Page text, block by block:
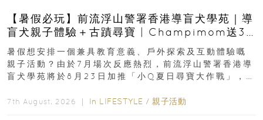
【暑假必玩】前流浮山警署香港導盲犬學苑｜導
盲犬親子體驗＋古蹟尋寶 | Champimom送3
組免費名額
暑假想安排一個兼具教育意義、戶外探索及互動體驗嘅
親子活動？由於7月場次反應熱烈，前流浮山警署香港導
盲犬學苑將於8月23日加推「小Q夏日尋寶大作戰」，家
7th August, 2026 ｜ In LIFESTYLE / 親子活動